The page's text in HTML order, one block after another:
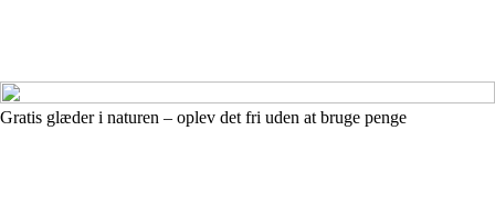
Gratis glæder i naturen – oplev det fri uden at bruge penge